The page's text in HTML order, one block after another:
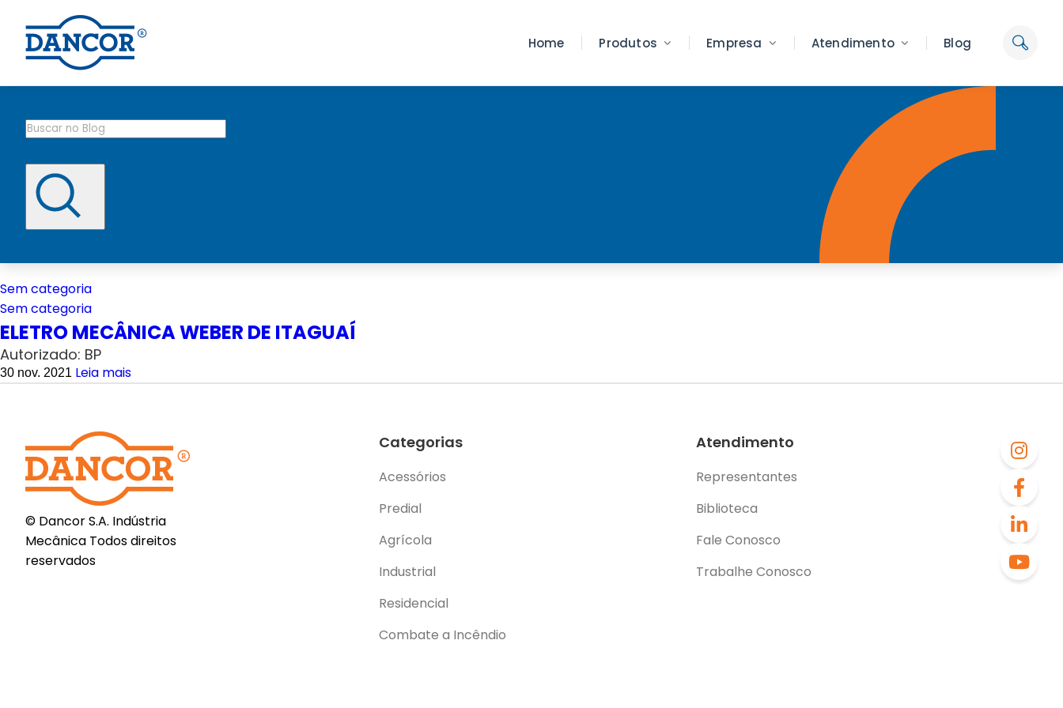
Home Produtos Empresa Atendimento Blog
Sem categoria
Sem categoria
ELETRO MECÂNICA WEBER DE ITAGUAÍ
Autorizado: BP
30 nov. 2021 Leia mais
© Dancor S.A. Indústria
Mecânica Todos direitos
reservados
Categorias
Acessórios
Predial
Agrícola
Industrial
Residencial
Combate a Incêndio
Atendimento
Representantes
Biblioteca
Fale Conosco
Trabalhe Conosco